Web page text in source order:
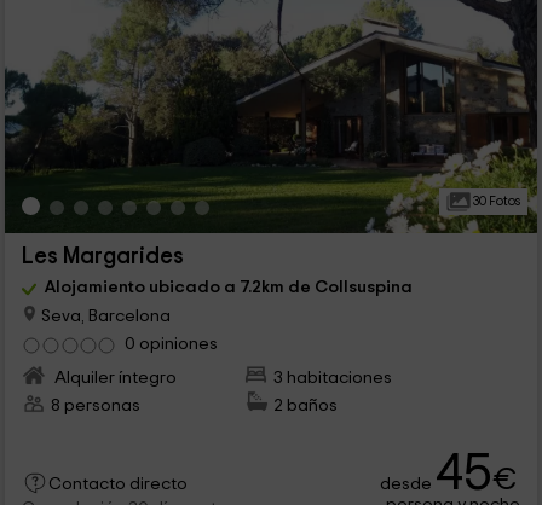
30 Fotos
Les Margarides
Alojamiento ubicado a 7.2km de Collsuspina
Seva, Barcelona
0 opiniones
Alquiler íntegro
3 habitaciones
8 personas
2 baños
Contacto directo
desde 45€